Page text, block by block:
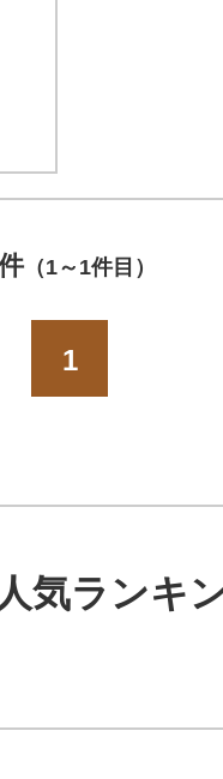
（1～1件目）
1
気ランキ